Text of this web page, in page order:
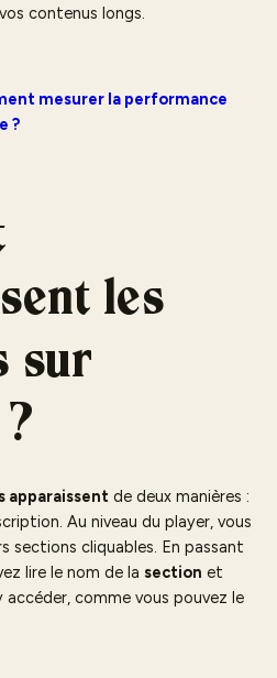
contenus longs.
mesurer la performance
?
les
sur
apparaissent de deux manières :
Au niveau du player, vous
sections cliquables. En passant
lire le nom de la section et
comme vous pouvez le